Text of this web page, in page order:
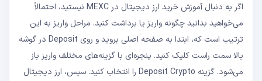
اگر به دنبال آموزش خرید ارز دیجیتال در MEXC نیستید، احتمالاً
می‌خواهید بدانید چگونه واریز یا برداشت کنید. مراحل واریز به این
ترتیب است که، ابتدا به صفحه اصلی بروید و روی Deposit در گوشه
بالا سمت راست کلیک کنید. پنجره‌ای با گزینه‌های مختلف واریز باز
می‌شود. گزینه Deposit Crypto را انتخاب کنید. سپس، ارز دیجیتال